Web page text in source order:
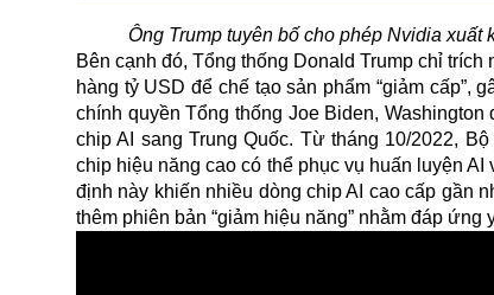
Ông Trump tuyên bố cho phép Nvidia xuất
Bên cạnh đó, Tổng thống Donald Trump chỉ
hàng tỷ USD để chế tạo sản phẩm “giảm
chính quyền Tổng thống Joe Biden,
chip AI sang Trung Quốc. Từ tháng 10/2022,
chip hiệu năng cao có thể phục vụ huấn luyện
định này khiến nhiều dòng chip AI cao cấp gần
thêm phiên bản “giảm hiệu năng” nhằm đáp ứng